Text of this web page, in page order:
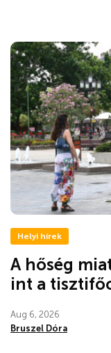
Helyi hírek
A hőség
int a
Aug 6, 2026
Bruszel Dóra